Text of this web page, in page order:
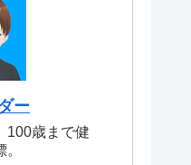
ー
100歳まで健